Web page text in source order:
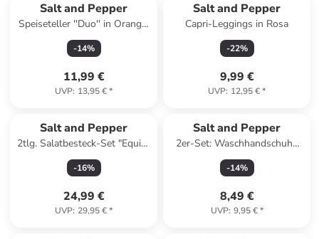
Salt and Pepper
Speiseteller ''Duo'' in Orange/
Grün - Ø 26 cm
-14%
11,99 €
UVP: 13,95 €*
Salt and Pepper
Capri-Leggings in Rosa
-22%
9,99 €
UVP: 12,95 €*
Salt and Pepper
2tlg. Salatbesteck-Set "Equip"
in Silber - (L)28,5 cm
-16%
24,99 €
UVP: 29,95 €*
Salt and Pepper
2er-Set: Waschhandschuhe
"Pixie" in Rot/ Pink - (L)21 x
(B)15 cm
-14%
8,49 €
UVP: 9,95 €*